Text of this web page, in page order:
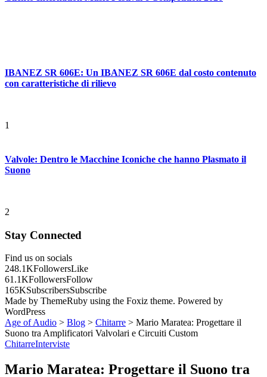
IBANEZ SR 606E: Un IBANEZ SR 606E dal costo contenuto
con caratteristiche di rilievo
1
Valvole: Dentro le Macchine Iconiche che hanno Plasmato il
Suono
2
Stay Connected
Find us on socials
248.1KFollowersLike
61.1KFollowersFollow
165KSubscribersSubscribe
Made by ThemeRuby using the Foxiz theme. Powered by
WordPress
Age of Audio > Blog > Chitarre > Mario Maratea: Progettare il
Suono tra Amplificatori Valvolari e Circuiti Custom
ChitarreInterviste
Mario Maratea: Progettare il Suono tra